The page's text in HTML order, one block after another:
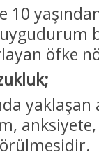
10
öfke